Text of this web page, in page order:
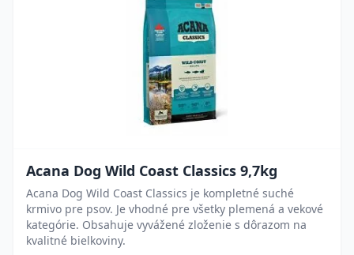
Acana Dog Wild Coast Classics 9,7kg
Acana Dog Wild Coast Classics je kompletné suché
krmivo pre psov. Je vhodné pre všetky plemená a vekové
kategórie. Obsahuje vyvážené zloženie s dôrazom na
kvalitné bielkoviny.